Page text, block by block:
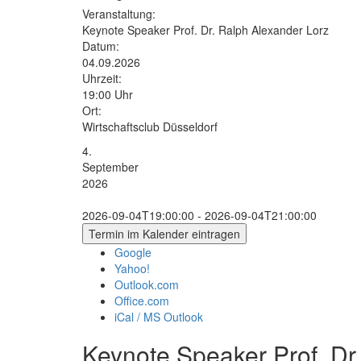
Veranstaltung:
Keynote Speaker Prof. Dr. Ralph Alexander Lorz
Datum:
04.09.2026
Uhrzeit:
19:00 Uhr
Ort:
Wirtschaftsclub Düsseldorf
4.
September
2026
2026-09-04T19:00:00 - 2026-09-04T21:00:00
Termin im Kalender eintragen
Google
Yahoo!
Outlook.com
Office.com
iCal / MS Outlook